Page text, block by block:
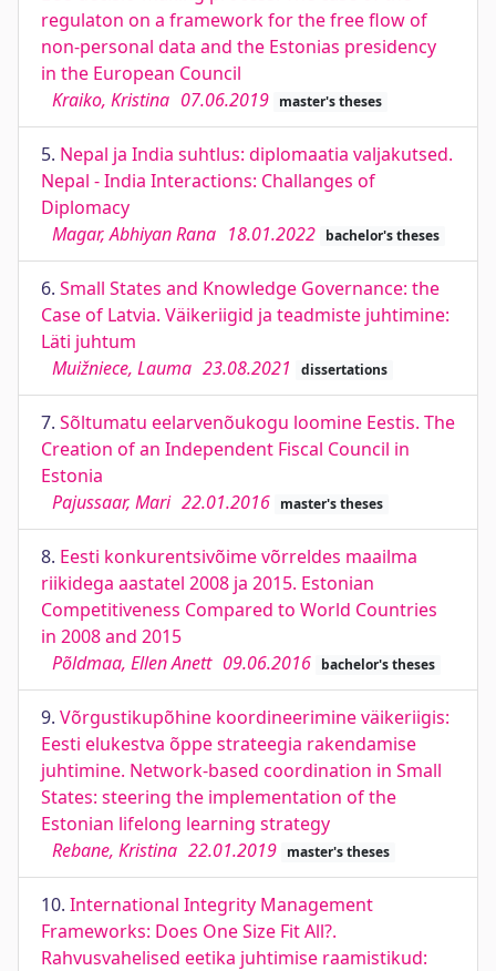
regulaton on a framework for the free flow of
non-personal data and the Estonias presidency
in the European Council
Kraiko, Kristina 07.06.2019 master's theses
5. Nepal ja India suhtlus: diplomaatia valjakutsed.
Nepal - India Interactions: Challanges of
Diplomacy
Magar, Abhiyan Rana 18.01.2022 bachelor's theses
6. Small States and Knowledge Governance: the
Case of Latvia. Väikeriigid ja teadmiste juhtimine:
Läti juhtum
Muižniece, Lauma 23.08.2021 dissertations
7. Sõltumatu eelarvenõukogu loomine Eestis. The
Creation of an Independent Fiscal Council in
Estonia
Pajussaar, Mari 22.01.2016 master's theses
8. Eesti konkurentsivõime võrreldes maailma
riikidega aastatel 2008 ja 2015. Estonian
Competitiveness Compared to World Countries
in 2008 and 2015
Põldmaa, Ellen Anett 09.06.2016 bachelor's theses
9. Võrgustikupõhine koordineerimine väikeriigis:
Eesti elukestva õppe strateegia rakendamise
juhtimine. Network-based coordination in Small
States: steering the implementation of the
Estonian lifelong learning strategy
Rebane, Kristina 22.01.2019 master's theses
10. International Integrity Management
Frameworks: Does One Size Fit All?.
Rahvusvahelised eetika juhtimise raamistikud: